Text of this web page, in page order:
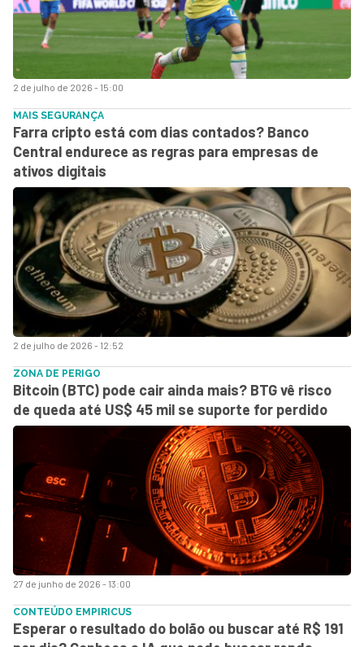
2 de julho de 2026 - 15:00
2 de julho de 2026 - 12:52
MAIS SEGURANÇA
Farra cripto está com dias contados? Banco
Central endurece as regras para empresas de
ativos digitais
27 de junho de 2026 - 13:00
ZONA DE PERIGO
Bitcoin (BTC) pode cair ainda mais? BTG vê risco
de queda até US$ 45 mil se suporte for perdido
CONTEÚDO EMPIRICUS
Esperar o resultado do bolão ou buscar até R$ 191